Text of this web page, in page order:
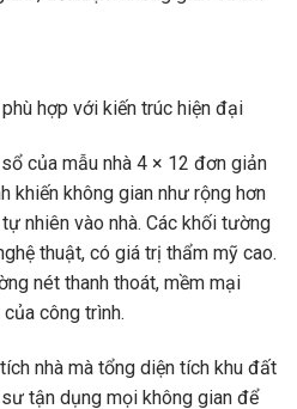
hợp với kiến ​​trúc hiện đại
của mẫu nhà 4 × 12 đơn giản
khiến không gian như rộng hơn
nhiên vào nhà. Các khối tường
thuật, có giá trị thẩm mỹ cao.
nét thanh thoát, mềm mại
công trình.
nhà mà tổng diện tích khu đất
tận dụng mọi không gian để